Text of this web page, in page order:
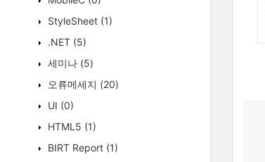
StyleSheet (1)
.NET (5)
세미나 (5)
오류메세지 (20)
UI (0)
HTML5 (1)
BIRT Report (1)